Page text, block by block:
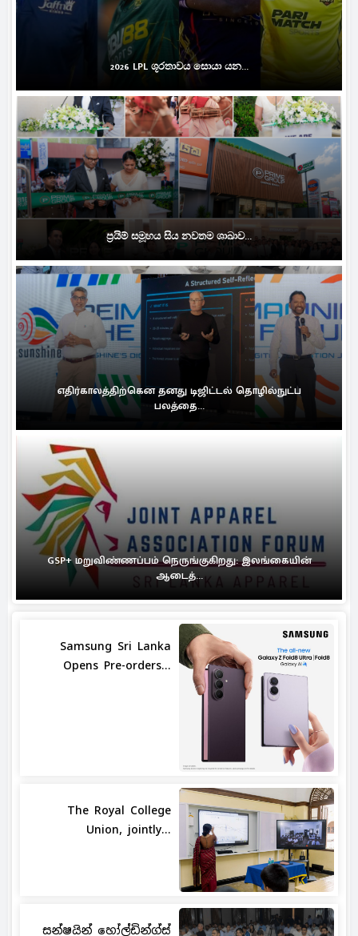
2026 LPL ශූරතාවය සොයා යන...
ප්‍රයිම් සමූහය සිය නවතම ශාඛාව...
எதிர்காலத்திற்கென தனது டிஜிட்டல் தொழில்நுட்ப
பலத்தை...
GSP+ மறுவிண்ணப்பம் நெருங்குகிறது: இலங்கையின்
ஆடைத்...
Samsung Sri Lanka
Opens Pre-orders...
The Royal College
Union, jointly...
සන්ෂයින් හෝල්ඩින්ග්ස්